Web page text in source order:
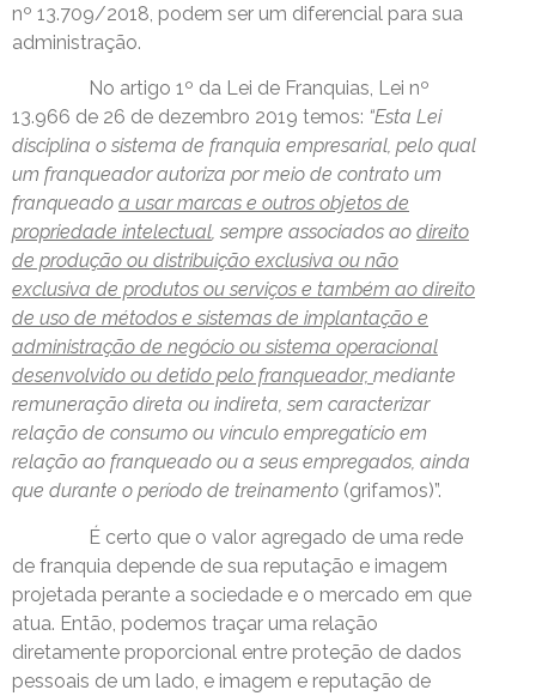
nº 13.709/2018, podem ser um diferencial para sua
administração.
No artigo 1º da Lei de Franquias, Lei nº
13.966 de 26 de dezembro 2019 temos: “Esta Lei
disciplina o sistema de franquia empresarial, pelo qual
um franqueador autoriza por meio de contrato um
franqueado a usar marcas e outros objetos de
propriedade intelectual, sempre associados ao direito
de produção ou distribuição exclusiva ou não
exclusiva de produtos ou serviços e também ao direito
de uso de métodos e sistemas de implantação e
administração de negócio ou sistema operacional
desenvolvido ou detido pelo franqueador, mediante
remuneração direta ou indireta, sem caracterizar
relação de consumo ou vínculo empregatício em
relação ao franqueado ou a seus empregados, ainda
que durante o período de treinamento (grifamos)”.
É certo que o valor agregado de uma rede
de franquia depende de sua reputação e imagem
projetada perante a sociedade e o mercado em que
atua. Então, podemos traçar uma relação
diretamente proporcional entre proteção de dados
pessoais de um lado, e imagem e reputação de